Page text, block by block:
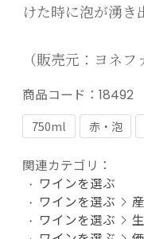
けた時に泡が湧き
（販売元：ヨネフ
商品コード： 18492
750ml
赤・泡
関連カテゴリ：
ワインを選ぶ
ワインを選ぶ
ワインを選ぶ